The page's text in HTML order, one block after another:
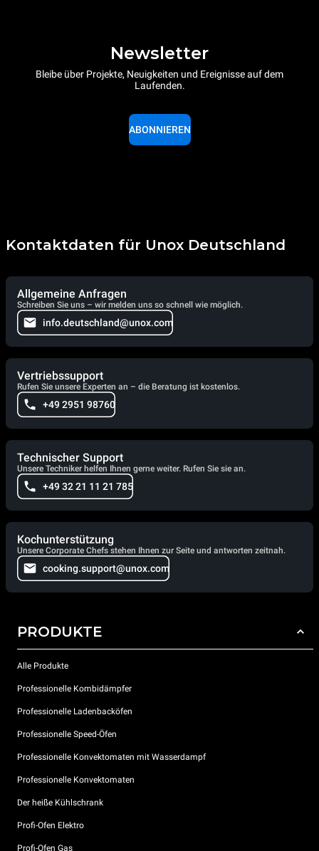
Newsletter
Bleibe über Projekte, Neuigkeiten und Ereignisse auf dem
Laufenden.
ABONNIEREN
Kontaktdaten für Unox Deutschland
Allgemeine Anfragen
Schreiben Sie uns – wir melden uns so schnell wie möglich.
info.deutschland@unox.com
Vertriebssupport
Rufen Sie unsere Experten an – die Beratung ist kostenlos.
+49 2951 98760
Technischer Support
Unsere Techniker helfen Ihnen gerne weiter. Rufen Sie sie an.
+49 32 21 11 21 785
Kochunterstützung
Unsere Corporate Chefs stehen Ihnen zur Seite und antworten zeitnah.
cooking.support@unox.com
PRODUKTE
Alle Produkte
Professionelle Kombidämpfer
Professionelle Ladenbacköfen
Professionelle Speed-Öfen
Professionelle Konvektomaten mit Wasserdampf
Professionelle Konvektomaten
Der heiße Kühlschrank
Profi-Ofen Elektro
Profi-Ofen Gas